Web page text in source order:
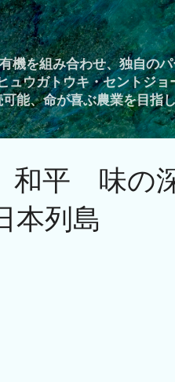
スキップしてメイン コン
機を組み合わせ、独自の
ュウガトウキ・セントジ
能、命が喜ぶ農業を目指
平 味の
列島